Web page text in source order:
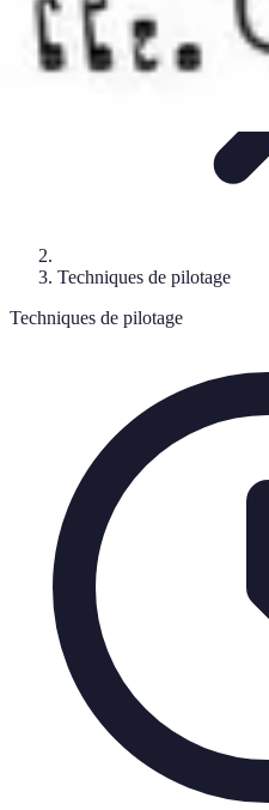
Techniques de pilotage
Techniques de pilotage